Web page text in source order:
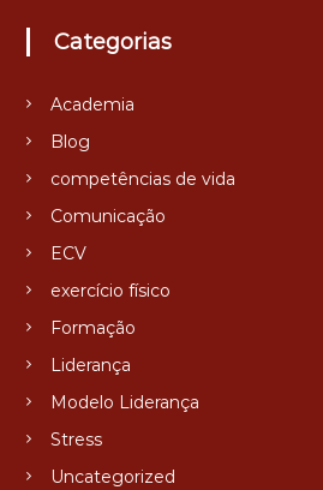
Categorias
Academia
Blog
competências de vida
Comunicação
ECV
exercício físico
Formação
Liderança
Modelo Liderança
Stress
Uncategorized